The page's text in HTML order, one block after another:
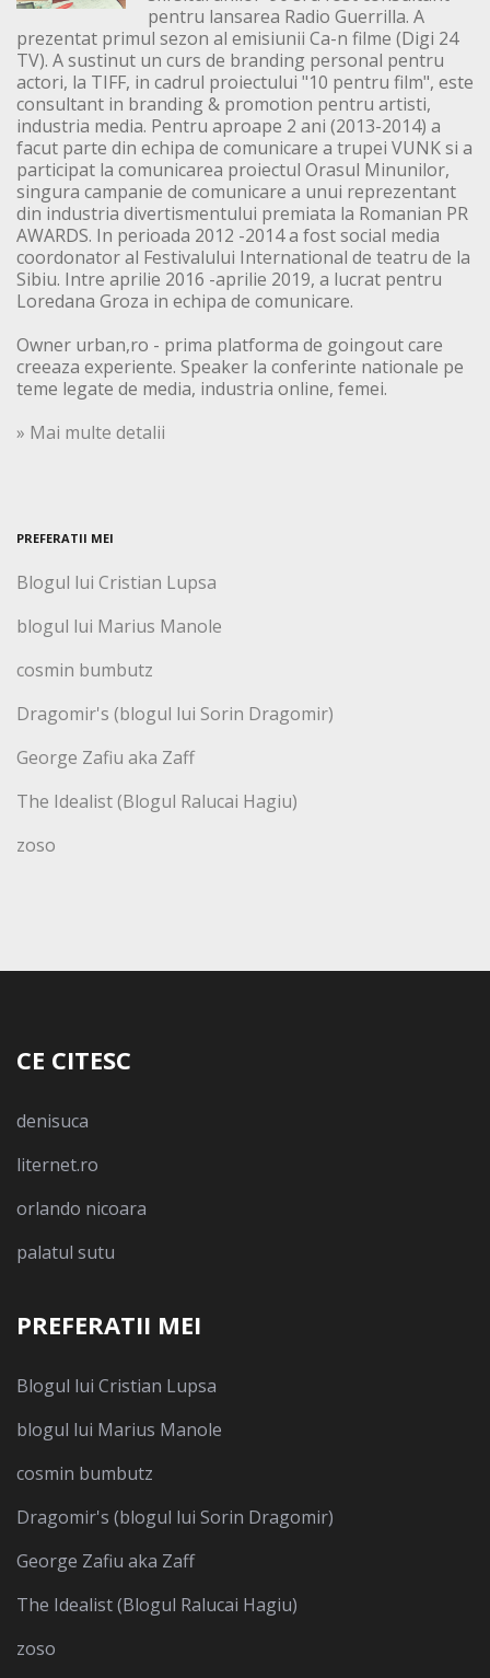
pentru lansarea Radio Guerrilla. A
prezentat primul sezon al emisiunii Ca-n filme (Digi 24
TV). A sustinut un curs de branding personal pentru
actori, la TIFF, in cadrul proiectului "10 pentru film", este
consultant in branding & promotion pentru artisti,
industria media. Pentru aproape 2 ani (2013-2014) a
facut parte din echipa de comunicare a trupei VUNK si a
participat la comunicarea proiectul Orasul Minunilor,
singura campanie de comunicare a unui reprezentant
din industria divertismentului premiata la Romanian PR
AWARDS. In perioada 2012 -2014 a fost social media
coordonator al Festivalului International de teatru de la
Sibiu. Intre aprilie 2016 -aprilie 2019, a lucrat pentru
Loredana Groza in echipa de comunicare.
Owner urban,ro - prima platforma de goingout care
creeaza experiente. Speaker la conferinte nationale pe
teme legate de media, industria online, femei.
» Mai multe detalii
PREFERATII MEI
Blogul lui Cristian Lupsa
blogul lui Marius Manole
cosmin bumbutz
Dragomir's (blogul lui Sorin Dragomir)
George Zafiu aka Zaff
The Idealist (Blogul Ralucai Hagiu)
zoso
CE CITESC
denisuca
liternet.ro
orlando nicoara
palatul sutu
PREFERATII MEI
Blogul lui Cristian Lupsa
blogul lui Marius Manole
cosmin bumbutz
Dragomir's (blogul lui Sorin Dragomir)
George Zafiu aka Zaff
The Idealist (Blogul Ralucai Hagiu)
zoso